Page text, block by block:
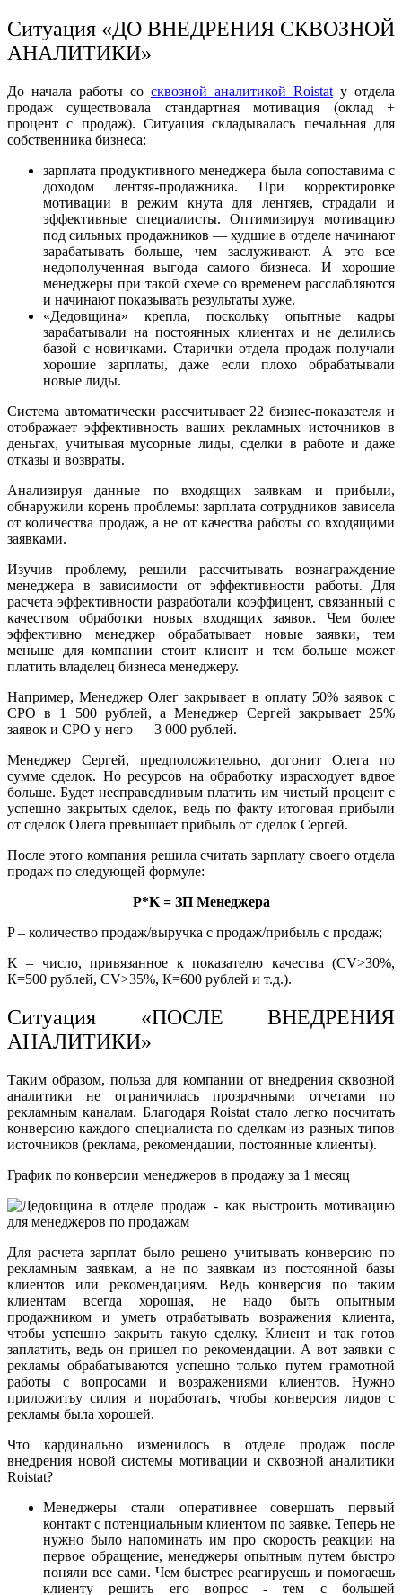
Ситуация «ДО ВНЕДРЕНИЯ СКВОЗНОЙ
АНАЛИТИКИ»
До начала работы со сквозной аналитикой Roistat у отдела
продаж существовала стандартная мотивация (оклад +
процент с продаж). Ситуация складывалась печальная для
собственника бизнеса:
зарплата продуктивного менеджера была сопоставима с
доходом лентяя-продажника. При корректировке
мотивации в режим кнута для лентяев, страдали и
эффективные специалисты. Оптимизируя мотивацию
под сильных продажников — худшие в отделе начинают
зарабатывать больше, чем заслуживают. А это все
недополученная выгода самого бизнеса. И хорошие
менеджеры при такой схеме со временем расслабляются
и начинают показывать результаты хуже.
«Дедовщина» крепла, поскольку опытные кадры
зарабатывали на постоянных клиентах и не делились
базой с новичками. Старички отдела продаж получали
хорошие зарплаты, даже если плохо обрабатывали
новые лиды.
Система автоматически рассчитывает 22 бизнес-показателя и
отображает эффективность ваших рекламных источников в
деньгах, учитывая мусорные лиды, сделки в работе и даже
отказы и возвраты.
Анализируя данные по входящих заявкам и прибыли,
обнаружили корень проблемы: зарплата сотрудников зависела
от количества продаж, а не от качества работы со входящими
заявками.
Изучив проблему, решили рассчитывать вознаграждение
менеджера в зависимости от эффективности работы. Для
расчета эффективности разработали коэффицент, связанный с
качеством обработки новых входящих заявок. Чем более
эффективно менеджер обрабатывает новые заявки, тем
меньше для компании стоит клиент и тем больше может
платить владелец бизнеса менеджеру.
Например, Менеджер Олег закрывает в оплату 50% заявок с
CPO в 1 500 рублей, а Менеджер Сергей закрывает 25%
заявок и CPO у него — 3 000 рублей.
Менеджер Сергей, предположительно, догонит Олега по
сумме сделок. Но ресурсов на обработку израсходует вдвое
больше. Будет несправедливым платить им чистый процент с
успешно закрытых сделок, ведь по факту итоговая прибыли
от сделок Олега превышает прибыль от сделок Сергей.
После этого компания решила считать зарплату своего отдела
продаж по следующей формуле:
P*K = ЗП Менеджера
P – количество продаж/выручка с продаж/прибыль с продаж;
K – число, привязанное к показателю качества (CV>30%,
К=500 рублей, CV>35%, К=600 рублей и т.д.).
Ситуация «ПОСЛЕ ВНЕДРЕНИЯ
АНАЛИТИКИ»
Таким образом, польза для компании от внедрения сквозной
аналитики не ограничилась прозрачными отчетами по
рекламным каналам. Благодаря Roistat стало легко посчитать
конверсию каждого специалиста по сделкам из разных типов
источников (реклама, рекомендации, постоянные клиенты).
График по конверсии менеджеров в продажу за 1 месяц
Для расчета зарплат было решено учитывать конверсию по
рекламным заявкам, а не по заявкам из постоянной базы
клиентов или рекомендациям. Ведь конверсия по таким
клиентам всегда хорошая, не надо быть опытным
продажником и уметь отрабатывать возражения клиента,
чтобы успешно закрыть такую сделку. Клиент и так готов
заплатить, ведь он пришел по рекомендации. А вот заявки с
рекламы обрабатываются успешно только путем грамотной
работы с вопросами и возражениями клиентов. Нужно
приложитьу силия и поработать, чтобы конверсия лидов с
рекламы была хорошей.
Что кардинально изменилось в отделе продаж после
внедрения новой системы мотивации и сквозной аналитики
Roistat?
Менеджеры стали оперативнее совершать первый
контакт с потенциальным клиентом по заявке. Теперь не
нужно было напоминать им про скорость реакции на
первое обращение, менеджеры опытным путем быстро
поняли все сами. Чем быстрее реагируешь и помогаешь
клиенту решить его вопрос - тем с большей